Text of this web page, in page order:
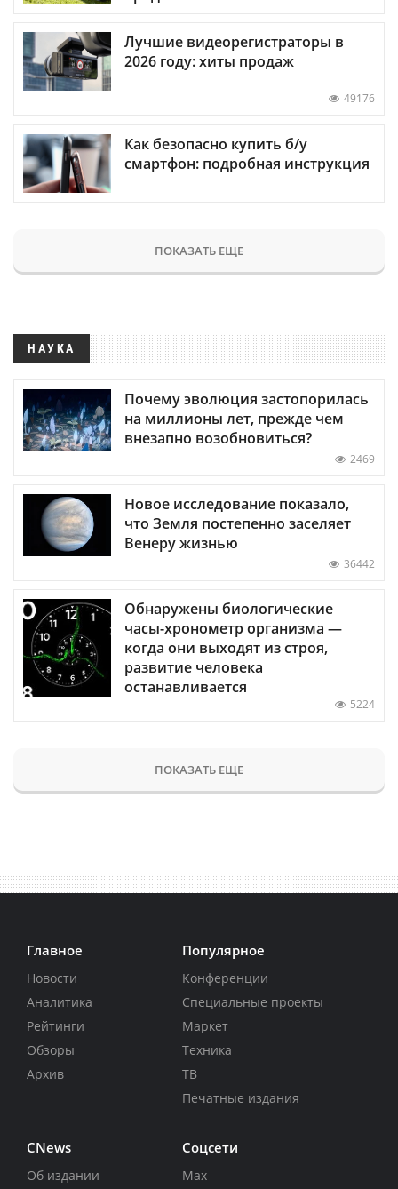
Лучшие видеорегистраторы в
2026 году: хиты продаж
49176
Как безопасно купить б/у
смартфон: подробная инструкция
ПОКАЗАТЬ ЕЩЕ
НАУКА
Почему эволюция застопорилась
на миллионы лет, прежде чем
внезапно возобновиться?
2469
Новое исследование показало,
что Земля постепенно заселяет
Венеру жизнью
36442
Обнаружены биологические
часы-хронометр организма —
когда они выходят из строя,
развитие человека
останавливается
5224
ПОКАЗАТЬ ЕЩЕ
Главное
Новости
Аналитика
Рейтинги
Обзоры
Архив
Популярное
Конференции
Специальные проекты
Маркет
Техника
ТВ
Печатные издания
CNews
Об издании
Соцсети
Max